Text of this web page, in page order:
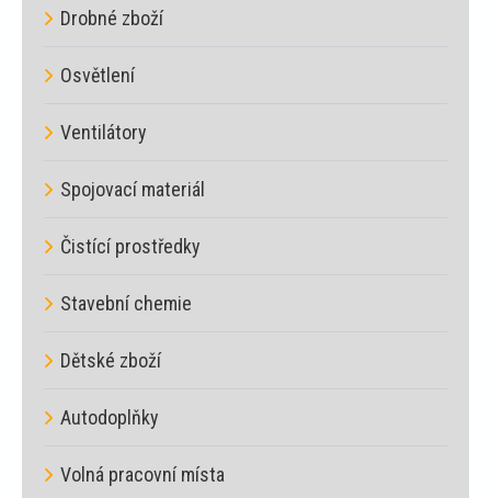
Drobné zboží
Osvětlení
Ventilátory
Spojovací materiál
Čistící prostředky
Stavební chemie
Dětské zboží
Autodoplňky
Volná pracovní místa